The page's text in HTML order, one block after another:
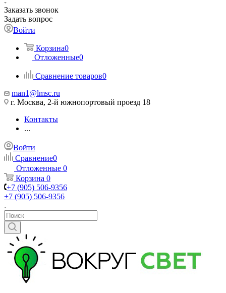
Заказать звонок
Задать вопрос
Войти
Корзина0
Отложенные0
Сравнение товаров0
man1@lmsc.ru
г. Москва, 2-й южнопортовый проезд 18
Контакты
...
Войти
Сравнение0
Отложенные 0
Корзина 0
+7 (905) 506-9356
+7 (905) 506-9356